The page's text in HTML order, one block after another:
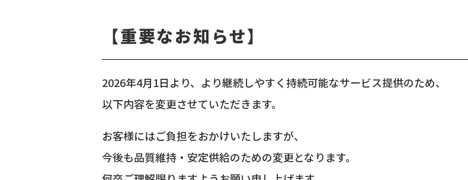
【重要なお知らせ】
2026年4月1日より、より継続しやすく持続可能なサービス提供のため、
以下内容を変更させていただきます。
お客様にはご負担をおかけいたしますが、
今後も品質維持・安定供給のための変更となります。